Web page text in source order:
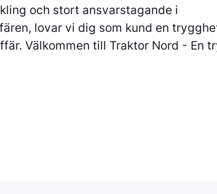
och stort ansvarstagande i
lovar vi dig som kund en
Välkommen till Traktor Nord - En